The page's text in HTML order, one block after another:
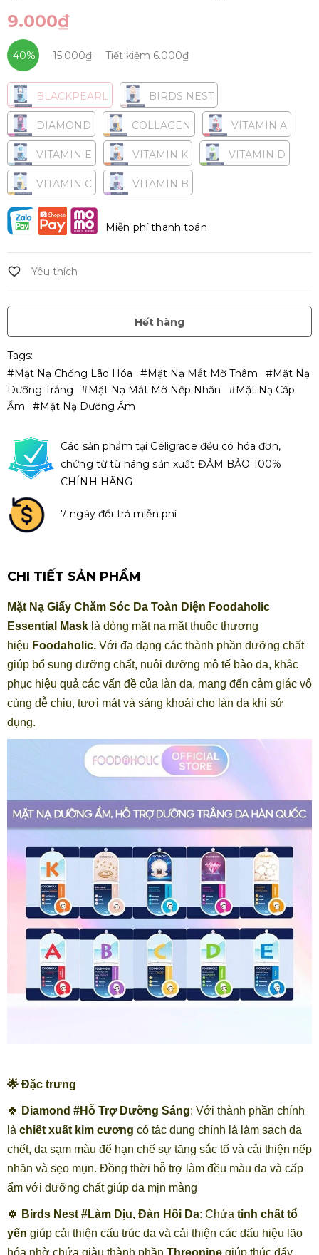
9.000₫
-40% 15.000₫ Tiết kiệm 6.000₫
BLACKPEARL BIRDS NEST
DIAMOND COLLAGEN VITAMIN A
VITAMIN E VITAMIN K VITAMIN D
VITAMIN C VITAMIN B
Miễn phí thanh toán
Hết hàng
Tags:
#Mặt Nạ Chống Lão Hóa
#mặt Nạ Mắt Mờ Thâm
#mặt Nạ
Dưỡng Trắng
#mặt Nạ Mắt Mờ Nếp Nhăn
#Mặt Nạ Cấp
Ẩm
#Mặt Nạ Dưỡng Ẩm
Các sản phẩm tại Céligrace đều có hóa đơn,
chứng từ từ hãng sản xuất ĐẢM BẢO 100%
CHÍNH HÃNG
7 ngày đổi trả miễn phí
CHI TIẾT SẢN PHẨM
Mặt Nạ Giấy Chăm Sóc Da Toàn Diện Foodaholic
Essential Mask là dòng mặt nạ mặt thuộc thương
hiệu Foodaholic. Với đa dạng các thành phần dưỡng chất
giúp bổ sung dưỡng chất, nuôi dưỡng mô tế bào da, khắc
phục hiệu quả các vấn đề của làn da, mang đến cảm giác vô
cùng dễ chịu, tươi mát và sảng khoái cho làn da khi sử
dụng.
🌟 Đặc trưng
🍀 Diamond #Hỗ Trợ Dưỡng Sáng: Với thành phần chính
là chiết xuất kim cương có tác dụng chính là làm sạch da
chết, da sạm màu để hạn chế sự tăng sắc tố và cải thiện nếp
nhăn và sẹo mụn. Đồng thời hỗ trợ làm đều màu da và cấp
ẩm với dưỡng chất giúp da mịn màng
🍀 Birds Nest #Làm Dịu, Đàn Hồi Da: Chứa tinh chất tổ
yến giúp cải thiện cấu trúc da và cải thiện các dấu hiệu lão
hóa nhờ chứa giàu thành phần Threonine giúp thúc đẩy